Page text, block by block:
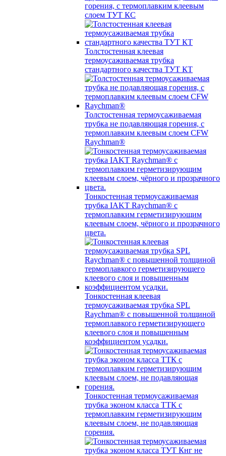
горения, с термоплавким клеевым
слоем ТУТ КС
Толстостенная клеевая
термоусаживаемая трубка
стандартного качества ТУТ КТ
Толстостенная термоусаживаемая
трубка не подавляющая горения, с
термоплавким клеевым слоем CFW
Raychman®
Тонкостенная термоусаживаемая
трубка IAKT Raychman® с
термоплавким герметизирующим
клеевым слоем, чёрного и прозрачного
цвета.
Тонкостенная клеевая
термоусаживаемая трубка SPL
Raychman® с повышенной толщиной
термоплавкого герметизирующего
клеевого слоя и повышенным
коэффициентом усадки.
Тонкостенная термоусаживаемая
трубка эконом класса ТТК с
термоплавким герметизирующим
клеевым слоем, не подавляющая
горения.